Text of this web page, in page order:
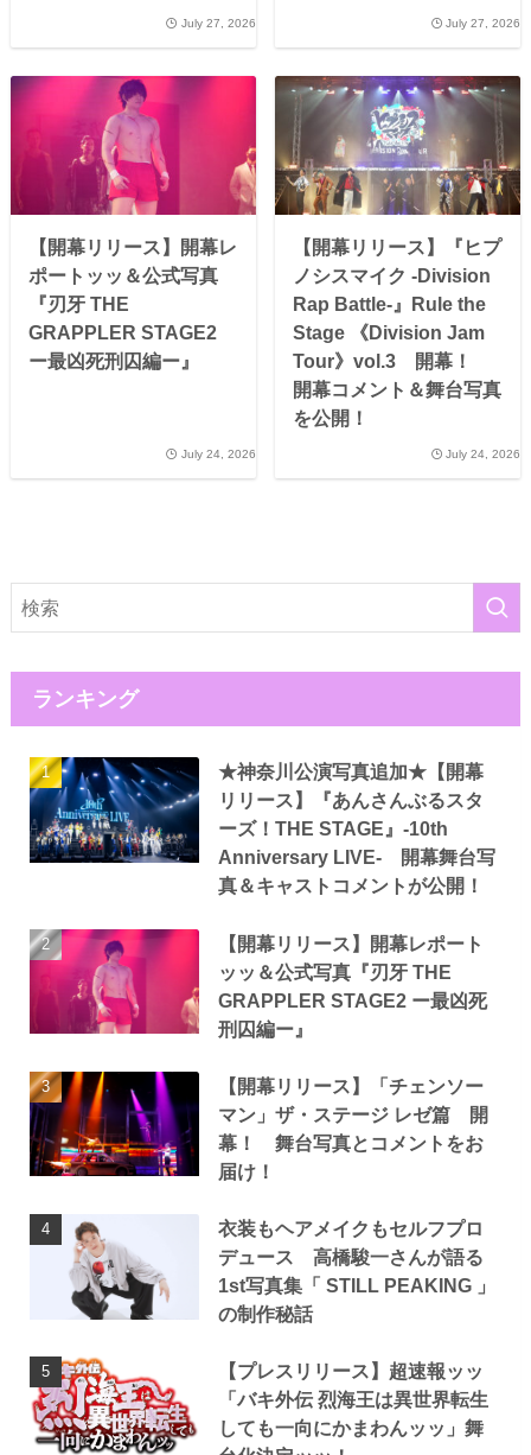
July 27, 2026 July 27, 2026
【開幕リリース】開幕レ
ポートッッ＆公式写真
『刃牙 THE
GRAPPLER STAGE2
ー最凶死刑囚編ー』
July 24, 2026
【開幕リリース】『ヒプ
ノシスマイク -Division
Rap Battle-』Rule the
Stage 《Division Jam
Tour》vol.3 開幕！
開幕コメント＆舞台写真
を公開！
July 24, 2026
ランキング
★神奈川公演写真追加★【開幕
リリース】『あんさんぶるスタ
ーズ！THE STAGE』-10th
Anniversary LIVE- 開幕舞台写
真＆キャストコメントが公開！
【開幕リリース】開幕レポート
ッッ＆公式写真『刃牙 THE
GRAPPLER STAGE2 ー最凶死
刑囚編ー』
【開幕リリース】「チェンソー
マン」ザ・ステージ レゼ篇 開
幕！ 舞台写真とコメントをお
届け！
衣装もヘアメイクもセルフプロ
デュース 高橋駿一さんが語る
1st写真集「 STILL PEAKING 」
の制作秘話
【プレスリリース】超速報ッッ
「バキ外伝 烈海王は異世界転生
しても一向にかまわんッッ」舞